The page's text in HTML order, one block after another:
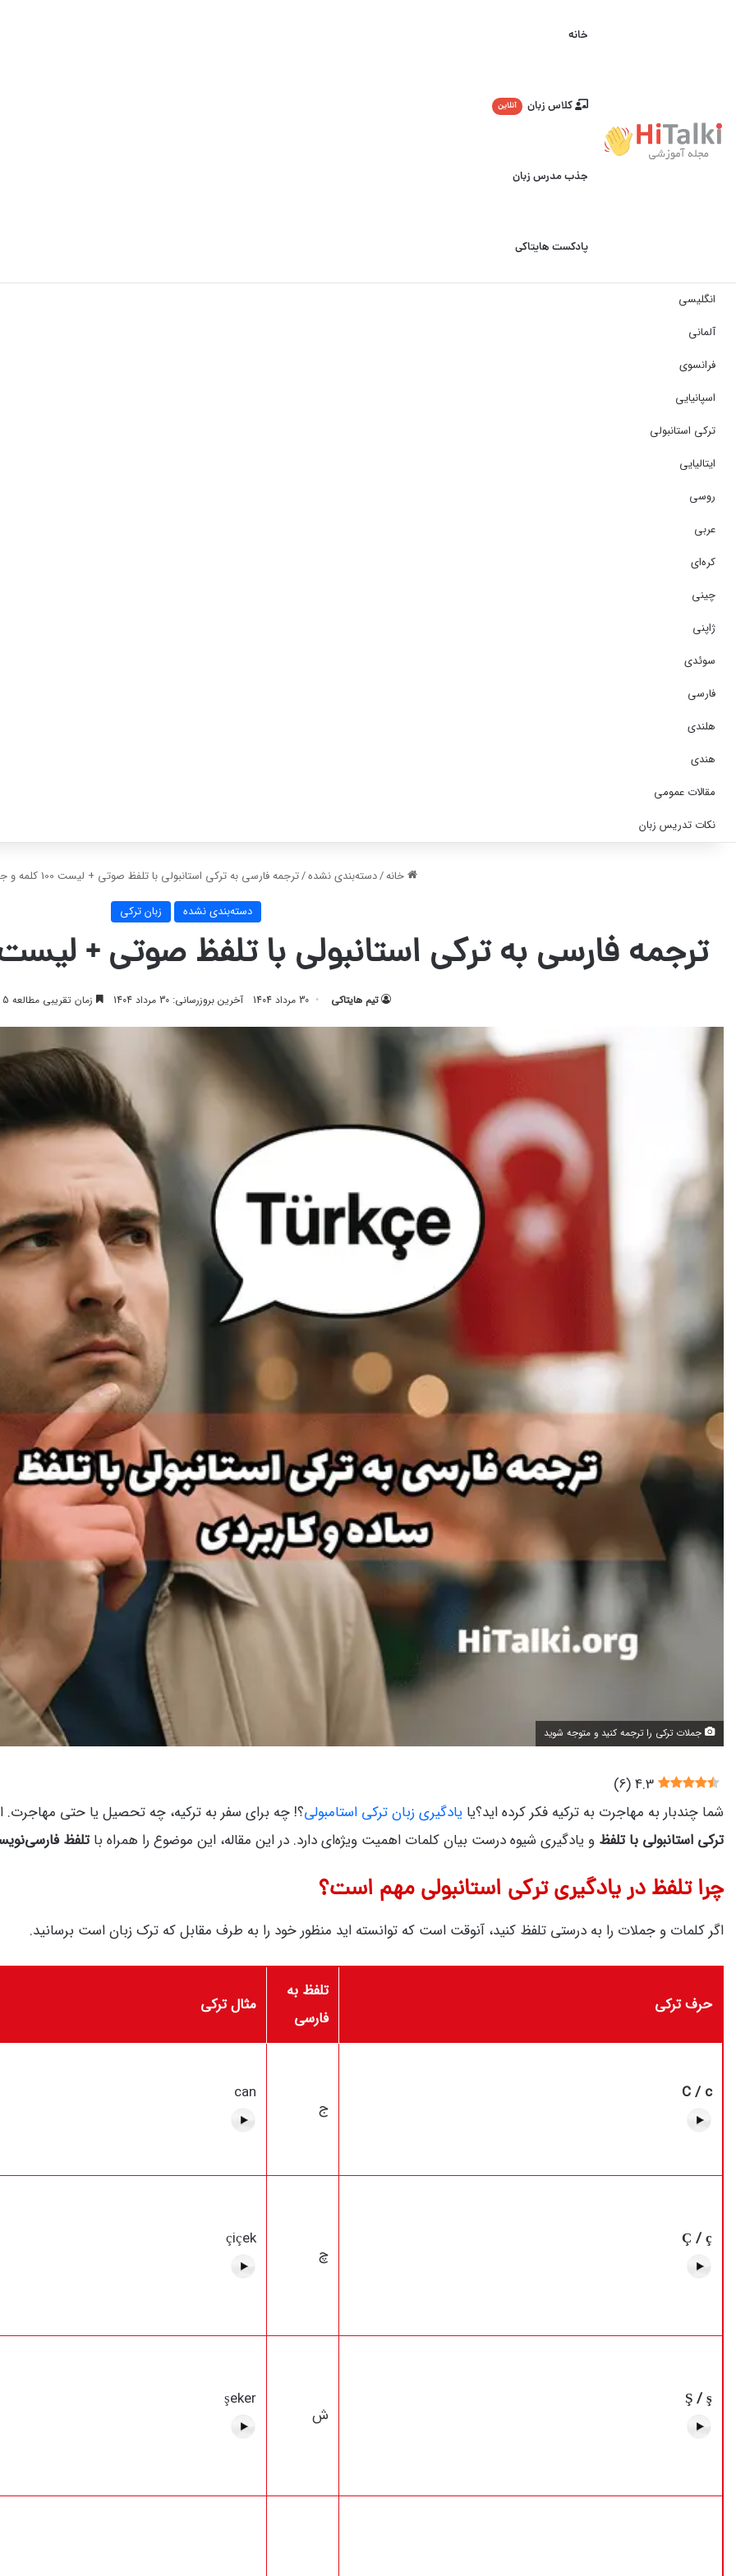
خانه
کلاس زبان آنلاین
جذب مدرس زبان
پادکست هایتاکی
انگلیسی
آلمانی
فرانسوی
اسپانیایی
ترکی استانبولی
ایتالیایی
روسی
عربی
کره‌ای
چینی
ژاپنی
سوئدی
فارسی
هلندی
هندی
مقالات عمومی
نکات تدریس زبان
خانه/دسته‌بندی نشده/ترجمه فارسی به ترکی استانبولی با تلفظ صوتی + لیست 100 کلمه و جمله پرکاربرد
دسته‌بندی نشده زبان ترکی
ترجمه فارسی به ترکی استانبولی با تلفظ صوتی + لیست 100 کلمه و جمله
تیم هایتاکی 30 مرداد 1404 آخرین بروزرسانی: 30 مرداد 1404 زمان تقریبی مطالعه 5 دقیقه
جملات ترکی را ترجمه کنید و متوجه شوید
4.3
(
6
)
شما چندبار به مهاجرت به ترکیه فکر کرده اید؟یا یادگیری زبان ترکی استامبولی؟! چه برای سفر به ترکیه، چه تحصیل یا حتی
ترکی استانبولی با تلفظ و یادگیری شیوه درست بیان کلمات اهمیت ویژه‌ای دارد. در این مقاله، این موضوع را همراه باتلفظ
چرا تلفظ در یادگیری ترکی استانبولی مهم است؟
اگر کلمات و جملات را به درستی تلفظ کنید، آنوقت است که توانسته اید منظور خود را به طرف مقابل که ترک زبان است برسانید.
حرف ترکی
تلفظ به
فارسی
مثال ترکی
C / c
ج
can
Ç / ç
چ
çiçek
Ş / ş
ش
şeker